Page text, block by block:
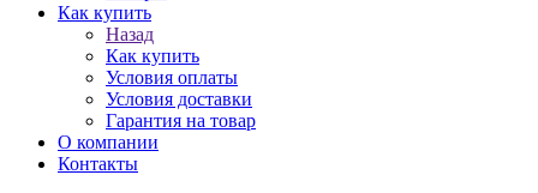
Как купить
Назад
Как купить
Условия оплаты
Условия доставки
Гарантия на товар
О компании
Контакты